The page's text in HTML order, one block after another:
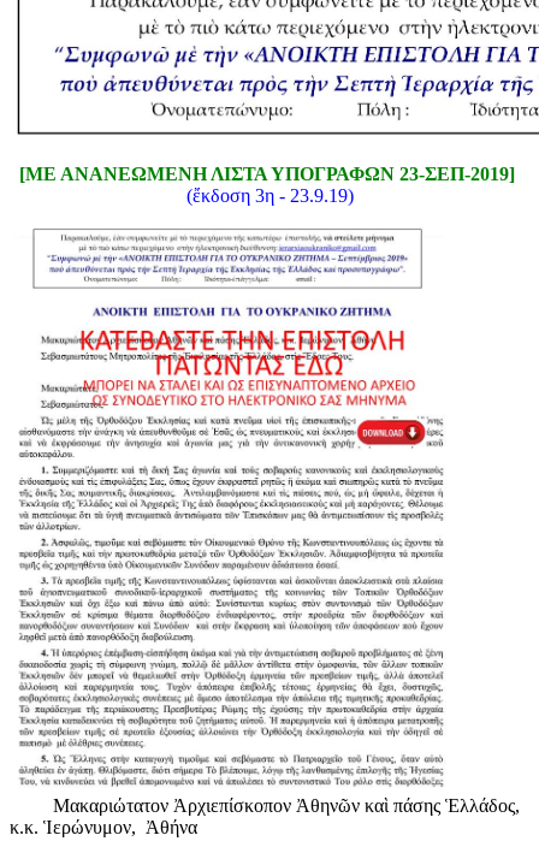
[ΜΕ ΑΝΑΝΕΩΜΕΝΗ ΛΙΣΤΑ ΥΠΟΓΡΑΦΩΝ 23-ΣΕΠ-2019]
(ἔκδοση 3η - 23.9.19)
Μακαριώτατον Ἀρχιεπίσκοπον Ἀθηνῶν καὶ πάσης Ἑλλάδος,
κ.κ. Ἱερώνυμον, Ἀθήνα